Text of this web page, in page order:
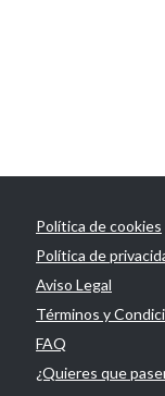
Política de cookies
Política de
Aviso Legal
Términos y
FAQ
¿Quieres que